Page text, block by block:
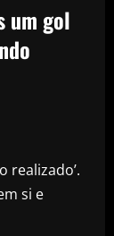
um gol
realizado’.
si e